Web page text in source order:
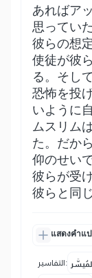
あればア
思ってい
彼らの想
使徒が彼
る。そし
恐怖を投
いように
ムスリム
た。だか
仰のせい
彼らが受
彼らと同
แสดงคำแ
التفاسير: